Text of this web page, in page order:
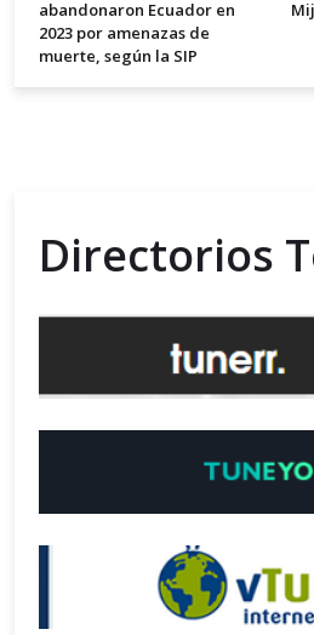
abandonaron Ecuador en
2023 por amenazas de
muerte, según la SIP
Directorios